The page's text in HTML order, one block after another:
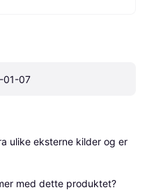
01-07
ulike eksterne kilder og er
med dette produktet?